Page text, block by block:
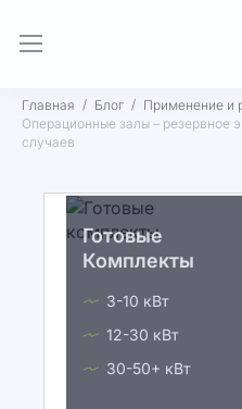
Главная Блог
Применение и
Операционные залы – резервное
случаев
Готовые
Комплекты
3-10 кВт
12-30 кВт
30-50+ кВт